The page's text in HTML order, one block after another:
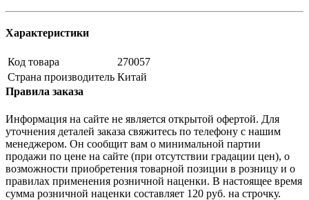
Характеристики
Код товара
270057
Страна производитель Китай
Правила заказа
Информация на сайте не является открытой офертой. Для
уточнения деталей заказа свяжитесь по телефону с нашим
менеджером. Он сообщит вам о минимальной партии
продажи по цене на сайте (при отсутствии градации цен), о
возможности приобретения товарной позиции в розницу и о
правилах применения розничной наценки. В настоящее время
сумма розничной наценки составляет 120 руб. на строчку.